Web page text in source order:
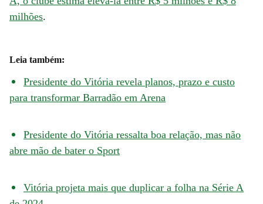
milhões.
Leia também:
Presidente do Vitória revela planos, prazo e custo
para transformar Barradão em Arena
Presidente do Vitória ressalta boa relação, mas não
abre mão de bater o Sport
Vitória projeta mais que duplicar a folha na Série A